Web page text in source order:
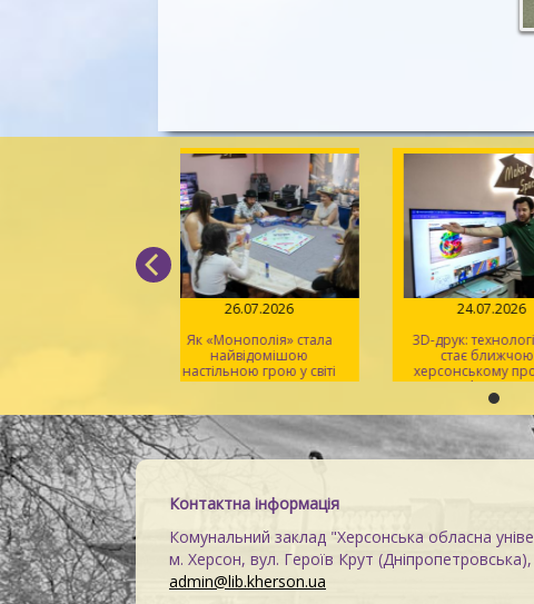
26.07.2026
Як «Монополія» стала
найвідомішою
настільною грою у світі
3D-друк:
стає
херсонському
Maker
Контактна інформація
Комунальний заклад "Херсонська обласна
м. Херсон, вул. Героїв Крут
admin@lib.kherson.ua